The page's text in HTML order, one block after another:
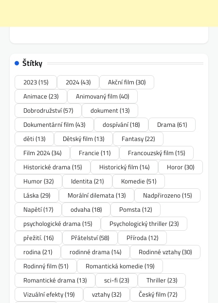
Štítky
2023(15) 2024(43) Akční film (30)
Animace (23) Animovaný film (40)
Dobrodružství(57) dokument(13)
Dokumentární film (43) dospívání(18) Drama(61)
děti (13) Dětský film (13) Fantasy(22)
Film 2024(34) Francie (11) Francouzský film (15)
Historické drama(15) Historický film (14) Horor(30)
Humor(32) Identita(21) Komedie (51)
Láska(29) Morální dilemata(13) Nadpřirozeno(15)
Napětí(17) odvaha(18) Pomsta(12)
psychologické drama(15) Psychologický thriller(23)
přežití. (16) Přátelství(58) Příroda(12)
rodina(21) rodinné drama(14) Rodinné vztahy(30)
Rodinný film (51) Romantická komedie (19)
Romantické drama(13) sci-fi (23) Thriller(23)
Vizuální efekty(19) vztahy(32) Český film (72)